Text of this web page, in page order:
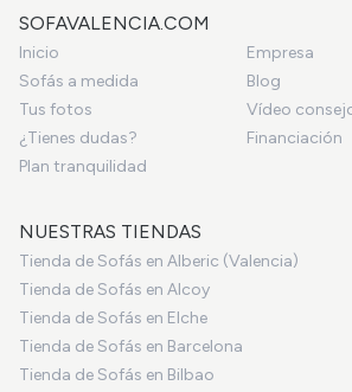
SOFAVALENCIA.COM
Inicio
Empresa
Sofás a medida
Blog
Tus fotos
Vídeo
¿Tienes dudas?
Financiación
Plan tranquilidad
NUESTRAS TIENDAS
Tienda de Sofás en Alberic (Valencia)
Tienda de Sofás en Alcoy
Tienda de Sofás en Elche
Tienda de Sofás en Barcelona
Tienda de Sofás en Bilbao